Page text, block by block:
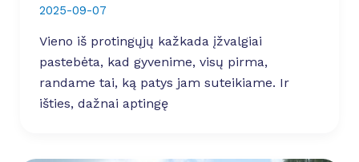
2025-09-07
Vieno iš protingųjų kažkada įžvalgiai
pastebėta, kad gyvenime, visų pirma,
randame tai, ką patys jam suteikiame. Ir
išties, dažnai aptingę